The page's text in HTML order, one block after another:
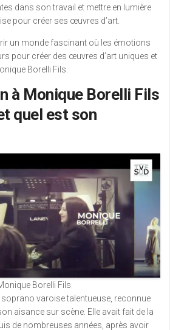
dans son travail et mettre en lumière
pour créer ses œuvres d’art.
un monde fascinant où les émotions
pour créer des œuvres d’art uniques et
Borelli Fils.
à Monique Borelli Fils
quel est son
Borelli Fils
varoise talentueuse, reconnue
aisance sur scène. Elle avait fait de la
de nombreuses années, après avoir